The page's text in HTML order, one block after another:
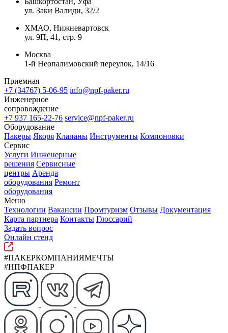
ул. Заки Валиди, 32/2
ХМАО, Нижневартовск
ул. 9П, 41, стр. 9
Москва
1-й Неопалимовский переулок, 14/16
Приемная
+7 (34767) 5-06-95 info@npf-paker.ru
Инженерное
сопровождение
+7 937 165-22-76 service@npf-paker.ru
Оборудование
Пакеры Якоря Клапаны Инструменты Компоновки
Сервис
Услуги Инженерные
решения Сервисные
центры Аренда
оборудования Ремонт
оборудования
Меню
Технологии Вакансии Промтуризм Отзывы Документация
Карта партнера Контакты Глоссарий
Задать вопрос
Онлайн стенд
#ПАКЕРКОМПАНИЯМЕЧТЫ
#НПФПАКЕР